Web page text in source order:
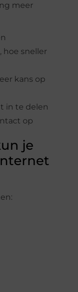
meer
hoe sneller
kans op
in te delen
op
je